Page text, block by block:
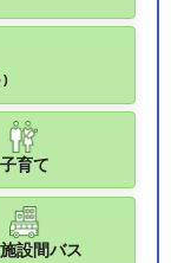
)
子育て
設間バス